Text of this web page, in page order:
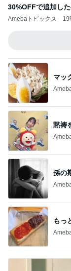
30%OFFで追加し
Amebaトピックス 19
マッ
黙祷
孫の
もっ